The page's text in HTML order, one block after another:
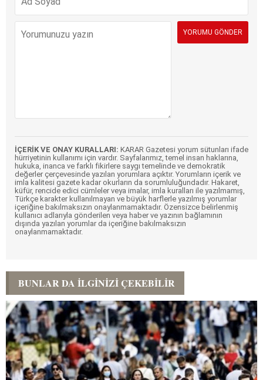
İÇERİK VE ONAY KURALLARI: KARAR Gazetesi yorum sütunları ifade
hürriyetinin kullanımı için vardır. Sayfalarımız, temel insan haklarına,
hukuka, inanca ve farklı fikirlere saygı temelinde ve demokratik
değerler çerçevesinde yazılan yorumlara açıktır. Yorumların içerik ve
imla kalitesi gazete kadar okurların da sorumluluğundadır. Hakaret,
küfür, rencide edici cümleler veya imalar, imla kuralları ile yazılmamış,
Türkçe karakter kullanılmayan ve büyük harflerle yazılmış yorumlar
içeriğine bakılmaksızın onaylanmamaktadır. Özensizce belirlenmiş
kullanıcı adlarıyla gönderilen veya haber ve yazının bağlamının
dışında yazılan yorumlar da içeriğine bakılmaksızın
onaylanmamaktadır.
BUNLAR DA İLGINIZI ÇEKEBILIR